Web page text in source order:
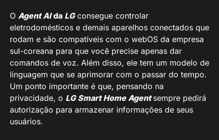
O Agent AIda LGconsegue controlar
eletrodomésticos e demais aparelhos conectados que
rodam e são compatíveis com o webOS da empresa
sul-coreana para que você precise apenas dar
comandos de voz. Além disso, ele tem um modelo de
linguagem que se aprimorar com o passar do tempo.
Um ponto importante é que, pensando na
privacidade, o LG Smart Home Agentsempre pedirá
autorização para armazenar informações de seus
usuários.